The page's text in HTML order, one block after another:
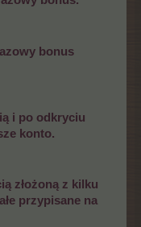
bonus
i po odkryciu
konto.
złożoną z kilku
przypisane na